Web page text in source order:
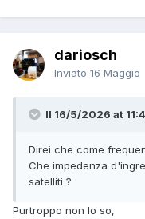
dariosch
Inviato 16 Maggio
Il 16/5/2026 at
Direi che come
Che impedenza
satelliti ?
Purtroppo non lo so,